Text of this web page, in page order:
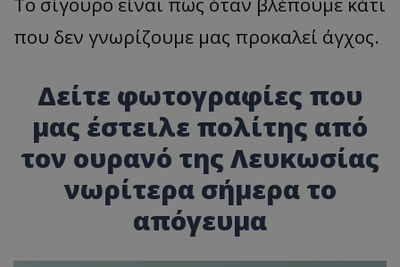
που δεν γνωρίζουμε μας προκαλεί άγχος.
Δείτε φωτογραφίες που
μας έστειλε πολίτης από
τον ουρανό της Λευκωσίας
νωρίτερα σήμερα το
απόγευμα